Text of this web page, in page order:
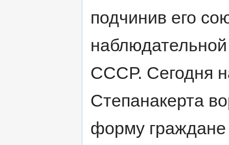
подчинив его
СССР. Сегодня
Степанакерта
форму